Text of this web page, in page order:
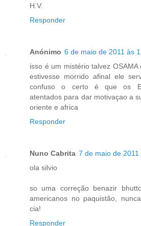
H.V.
Responder
Anónimo 6 de maio de 2011 às
isso é um mistério talvez
estivesse morrido afinal ele
confuso o certo é que os
atentados para dar motivaçao a
oriente e africa
Responder
Nuno Cabrita 7 de maio de 2011
ola silvio
so uma correção benazir
americanos no paquistão,
cia!
Responder